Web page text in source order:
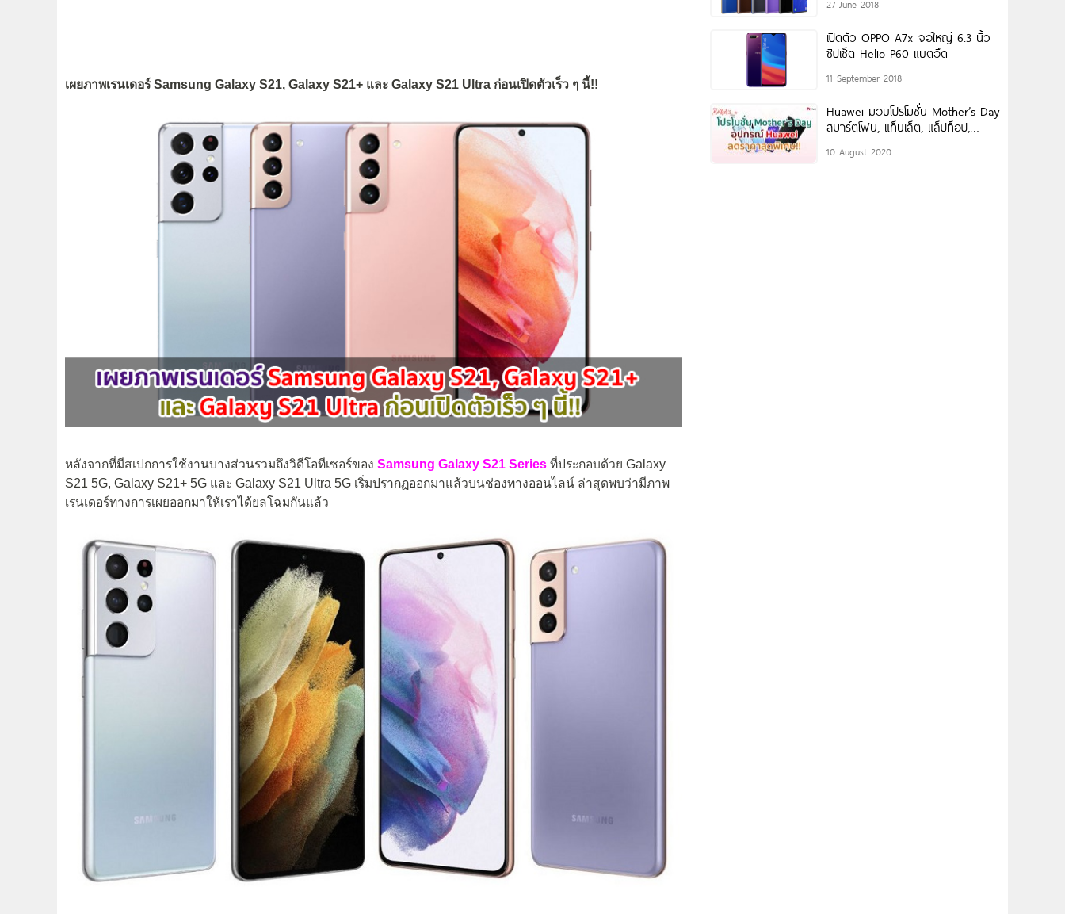
เผยภาพเรนเดอร์ Samsung Galaxy S21, Galaxy S21+ และ Galaxy S21 Ultra ก่อนเปิดตัวเร็ว ๆ นี้!!
หลังจากที่มีสเปกการใช้งานบางส่วนรวมถึงวิดีโอทีเซอร์ของ Samsung Galaxy S21 Series ที่ประกอบด้วย Galaxy
S21 5G, Galaxy S21+ 5G และ Galaxy S21 Ultra 5G เริ่มปรากฏออกมาแล้วบนช่องทางออนไลน์ ล่าสุดพบว่ามีภาพ
เรนเดอร์ทางการเผยออกมาให้เราได้ยลโฉมกันแล้ว
27 June 2018
เปิดตัว OPPO A7x จอใหญ่ 6.3 นิ้ว
ชิปเซ็ต Helio P60 แบตอึด
11 September 2018
Huawei มอบโปรโมชั่น Mother’s Day
สมาร์ตโฟน, แท็บเล็ต, แล็ปท็อป,
10 August 2020